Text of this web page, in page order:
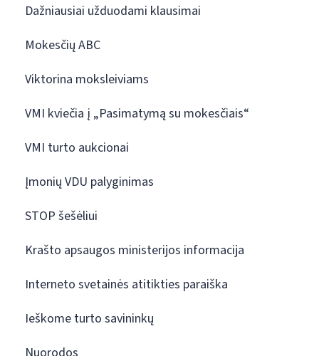
Dažniausiai užduodami klausimai
Mokesčių ABC
Viktorina moksleiviams
VMI kviečia į „Pasimatymą su mokesčiais“
VMI turto aukcionai
Įmonių VDU palyginimas
STOP šešėliui
Krašto apsaugos ministerijos informacija
Interneto svetainės atitikties paraiška
Ieškome turto savininkų